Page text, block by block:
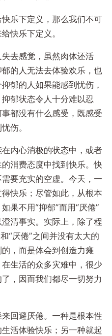
乐下定义，那么我们不可
快乐下定义。
去感觉，虽然肉体还活
的人无法去体验欢乐，也
郁的人如果能感到忧伤，
郁状态令人十分难以忍
都没有什么感受，既感受
伤。
内心消极的状态中，或者
消费态度中找到快乐。快
要充实的空虚。今天，一
快乐；尽管如此，从根本
果不用“抑郁”而用“厌倦”
清事实。实际上，除了程
“厌倦”之间并没有太大的
，而是体会到创造力瘫
生活的众多灾难中，很少
，因而我们都尽一切努力
回避厌倦。一种是根本性
活体验快乐；另一种就起